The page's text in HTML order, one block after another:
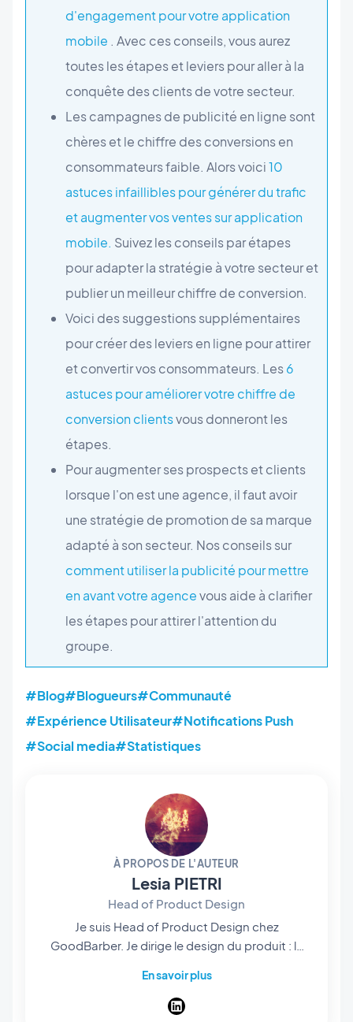
d'engagement pour votre application
mobile . Avec ces conseils, vous aurez
toutes les étapes et leviers pour aller à la
conquête des clients de votre secteur.
Les campagnes de publicité en ligne sont
chères et le chiffre des conversions en
consommateurs faible. Alors voici10
astuces infaillibles pour générer du trafic
et augmenter vos ventes sur application
mobile. Suivez les conseils par étapes
pour adapter la stratégie à votre secteur et
publier un meilleur chiffre de conversion.
Voici des suggestions supplémentaires
pour créer des leviers en ligne pour attirer
et convertir vos consommateurs. Les6
astuces pour améliorer votre chiffre de
conversion clientsvous donneront les
étapes.
Pour augmenter ses prospects et clients
lorsque l'on est une agence, il faut avoir
une stratégie de promotion de sa marque
adapté à son secteur. Nos conseils sur
comment utiliser la publicité pour mettre
en avant votre agencevous aide à clarifier
les étapes pour attirer l'attention du
groupe.
#Blog#Blogueurs#Communauté
#Expérience Utilisateur#Notifications Push
#Social media#Statistiques
À PROPOS DE L'AUTEUR
Lesia PIETRI
Head of Product Design
Je suis Head of Product Design chez
GoodBarber. Je dirige le design du produit : le
construites, les layouts qui servent de point de
départ, et le parcours qui mène d'une idée à
En savoir plus